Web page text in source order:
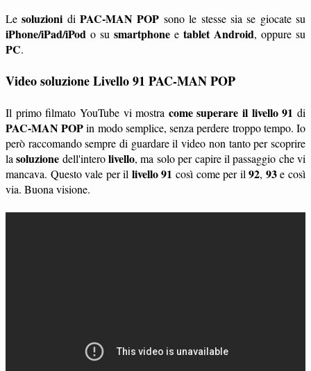
Lesoluzioni diPAC-MAN POP sono le stesse sia se giocate su
iPhone/iPad/iPod o su smartphone e tablet Android, oppure su
PC.
Video soluzione Livello 91 PAC-MAN POP
Il primo filmato YouTube vi mostra come superare il livello 91 di
PAC-MAN POPin modo semplice, senza perdere troppo tempo. Io
però raccomando sempre di guardare il video non tanto per scoprire
lasoluzione dell'interolivello, ma solo per capire il passaggio che vi
mancava. Questo vale per il livello 91 così come per il92, 93e così
via. Buona visione.